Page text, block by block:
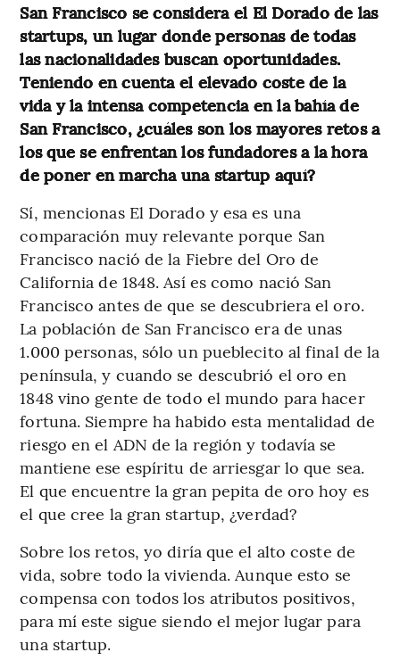
San Francisco se considera el El Dorado de las
startups, un lugar donde personas de todas
las nacionalidades buscan oportunidades.
Teniendo en cuenta el elevado coste de la
vida y la intensa competencia en la bahía de
San Francisco, ¿cuáles son los mayores retos a
los que se enfrentan los fundadores a la hora
de poner en marcha una startup aquí?
Sí, mencionas El Dorado y esa es una
comparación muy relevante porque San
Francisco nació de la Fiebre del Oro de
California de 1848. Así es como nació San
Francisco antes de que se descubriera el oro.
La población de San Francisco era de unas
1.000 personas, sólo un pueblecito al final de la
península, y cuando se descubrió el oro en
1848 vino gente de todo el mundo para hacer
fortuna. Siempre ha habido esta mentalidad de
riesgo en el ADN de la región y todavía se
mantiene ese espíritu de arriesgar lo que sea.
El que encuentre la gran pepita de oro hoy es
el que cree la gran startup, ¿verdad?
Sobre los retos, yo diría que el alto coste de
vida, sobre todo la vivienda. Aunque esto se
compensa con todos los atributos positivos,
para mí este sigue siendo el mejor lugar para
una startup.